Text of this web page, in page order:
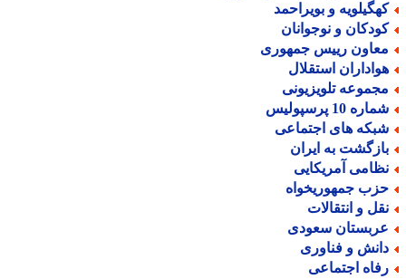
و بویراحمد
و نوجوانان
رییس جمهوری
استقلال
تلویزیونی
10 پرسپولیس
های اجتماعی
به ایران
آمریکایی
جمهوریخواه
و انتقالات
سعودی
و فناوری
اجتماعی